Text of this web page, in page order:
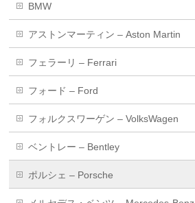
BMW
アストンマーティン – Aston Martin
フェラーリ – Ferrari
フォード – Ford
フォルクスワーゲン – VolksWagen
ベントレー – Bentley
ポルシェ – Porsche